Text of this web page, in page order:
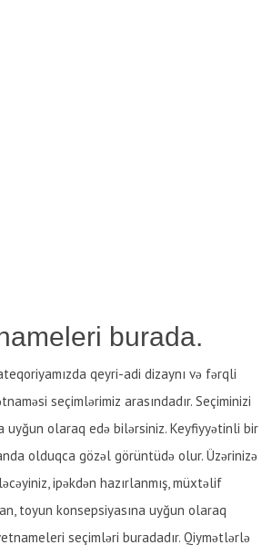
burada.
qeyri-adi dizaynı və fərqli
seçimlərimiz arasındadır. Seçiminizi
uyğun olaraq edə bilərsiniz. Keyfiyyətinli bir
olduqca gözəl görüntüdə olur. Üzərinizə
ipəkdən hazırlanmış, müxtəlif
toyun konsepsiyasına uyğun olaraq
seçimləri buradadır. Qiymətlərlə